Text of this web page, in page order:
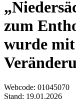
zum
wurde
Webcode: 01045070
Stand: 19.01.2026